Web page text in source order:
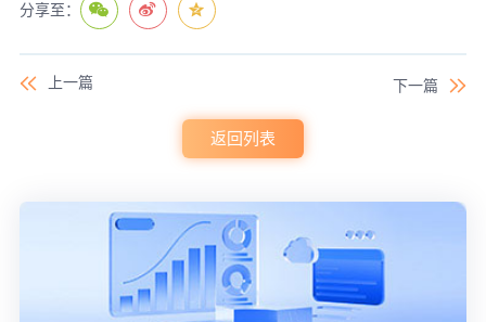
分享至：
上一篇 下一篇
返回列表